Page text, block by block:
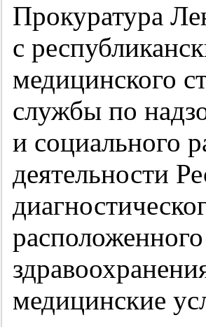
Прокуратура
с
медицинского
службы по
и социального
деятельности
медицинские